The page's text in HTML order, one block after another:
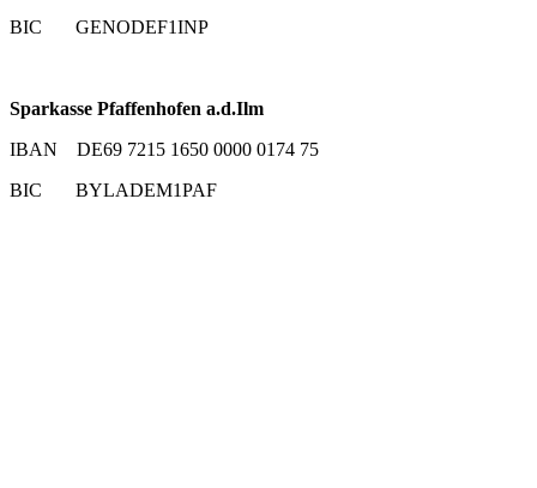
BIC GENODEF1INP
Sparkasse Pfaffenhofen a.d.Ilm
IBAN DE69 7215 1650 0000 0174 75
BIC BYLADEM1PAF